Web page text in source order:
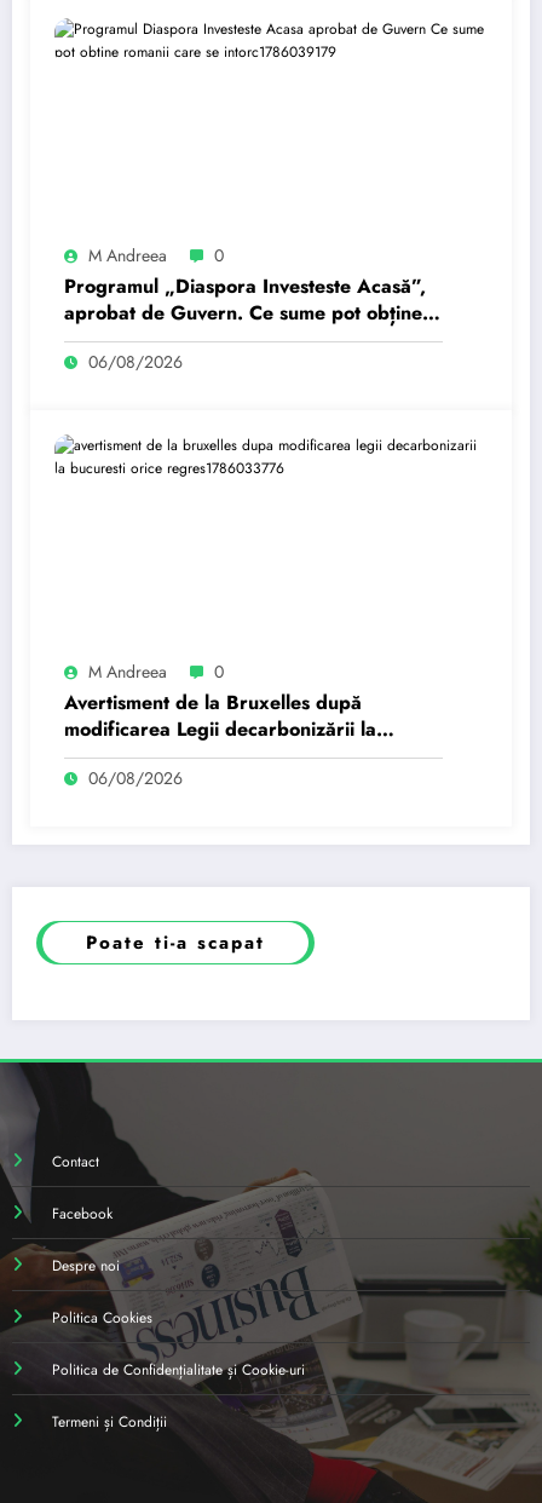
M Andreea 0
Programul „Diaspora Investeste Acasă”,
aprobat de Guvern. Ce sume pot obține
românii care se întorc…
06/08/2026
M Andreea 0
Avertisment de la Bruxelles după
modificarea Legii decarbonizării la
București: Orice regres…
06/08/2026
Poate ti-a scapat
Contact
Facebook
Despre noi
Politica Cookies
Politica de Confidențialitate și Cookie-uri
Termeni și Condiții